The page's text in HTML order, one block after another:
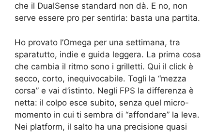
che il DualSense standard non dà. E no, non
serve essere pro per sentirla: basta una partita.
Ho provato l’Omega per una settimana, tra
sparatutto, indie e guida leggera. La prima cosa
che cambia il ritmo sono i grilletti. Qui il click è
secco, corto, inequivocabile. Togli la “mezza
corsa” e vai d’istinto. Negli FPS la differenza è
netta: il colpo esce subito, senza quel micro-
momento in cui ti sembra di “affondare” la leva.
Nei platform, il salto ha una precisione quasi